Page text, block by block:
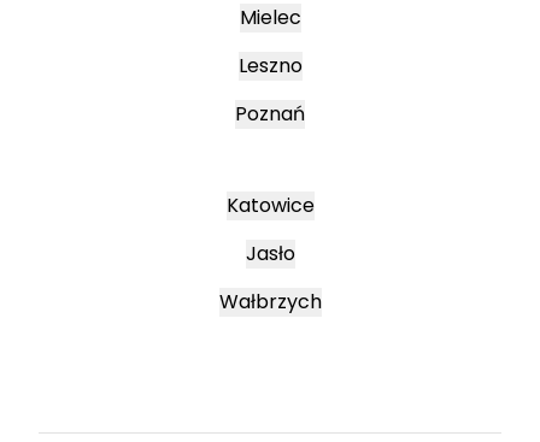
Mielec
Leszno
Poznań
Katowice
Jasło
Wałbrzych